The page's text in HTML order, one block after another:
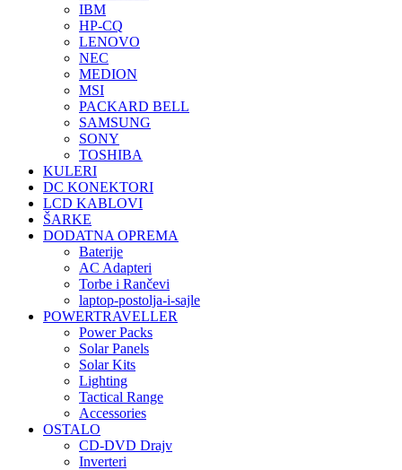
IBM
HP-CQ
LENOVO
NEC
MEDION
MSI
PACKARD BELL
SAMSUNG
SONY
TOSHIBA
KULERI
DC KONEKTORI
LCD KABLOVI
ŠARKE
DODATNA OPREMA
Baterije
AC Adapteri
Torbe i Rančevi
laptop-postolja-i-sajle
POWERTRAVELLER
Power Packs
Solar Panels
Solar Kits
Lighting
Tactical Range
Accessories
OSTALO
CD-DVD Drajv
Inverteri